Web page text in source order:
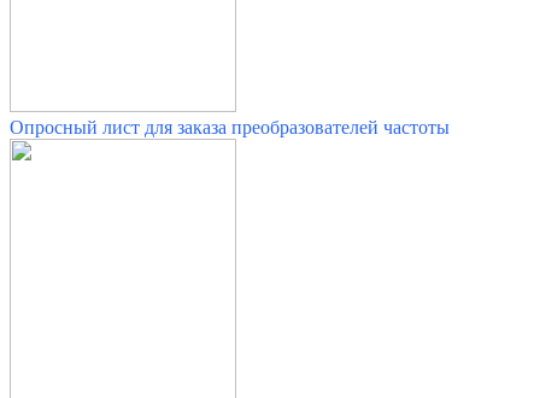
Опросный лист для заказа преобразователей частоты